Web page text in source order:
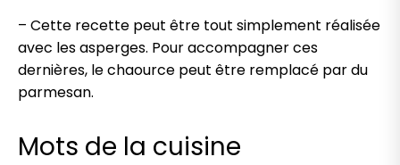
– Cette recette peut être tout simplement réalisée
avec les asperges. Pour accompagner ces
dernières, le chaource peut être remplacé par du
parmesan.
Mots de la cuisine